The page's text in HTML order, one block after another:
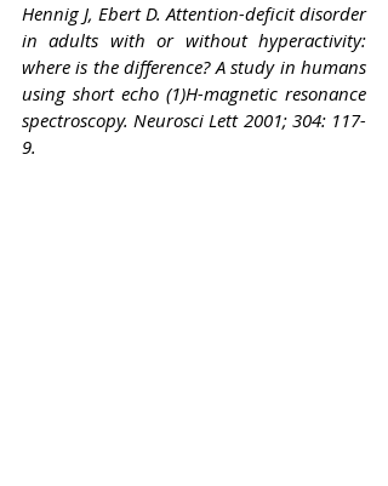
Hennig J, Ebert D. Attention-deficit disorder
in adults with or without hyperactivity:
where is the difference? A study in humans
using short echo (1)H-magnetic resonance
spectroscopy. Neurosci Lett 2001; 304: 117-
9.